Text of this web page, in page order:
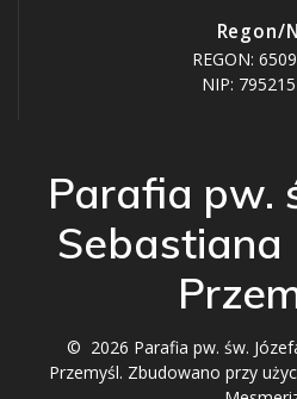
Regon/
REGON:
NIP:
Parafia pw.
Sebastiana
© 2026 Parafia pw. św.
Przemyśl. Zbudowano przy